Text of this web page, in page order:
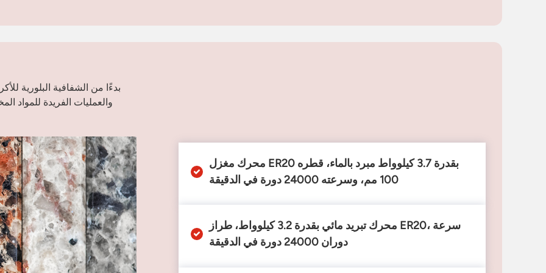
بدءًا من الشفافية البلورية
والعمليات الفريدة للمواد
محرك مغزل ER20 بقدرة 3.7 كيلوواط مبرد بالماء، قطره
100 مم، وسرعته 24000 دورة في الدقيقة
محرك تبريد مائي بقدرة 3.2 كيلوواط، طراز ER20، سرعة
دوران 24000 دورة في الدقيقة